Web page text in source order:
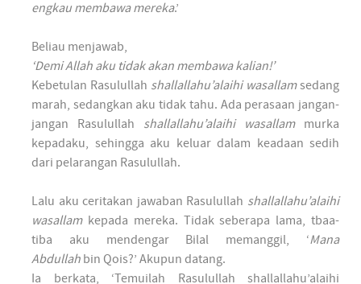
engkau membawa mereka.’
Beliau menjawab,
‘Demi Allah aku tidak akan membawa kalian!’
Kebetulan Rasulullah shallallahu’alaihi wasallamsedang
marah, sedangkan aku tidak tahu. Ada perasaan jangan-
jangan Rasulullah shallallahu’alaihi wasallammurka
kepadaku, sehingga aku keluar dalam keadaan sedih
dari pelarangan Rasulullah.
Lalu aku ceritakan jawaban Rasulullah shallallahu’alaihi
wasallamkepada mereka. Tidak seberapa lama, tbaa-
tiba aku mendengar Bilal memanggil, ‘Mana
Abdullah bin Qois?’ Akupun datang.
Ia berkata, ‘Temuilah Rasulullah shallallahu’alaihi